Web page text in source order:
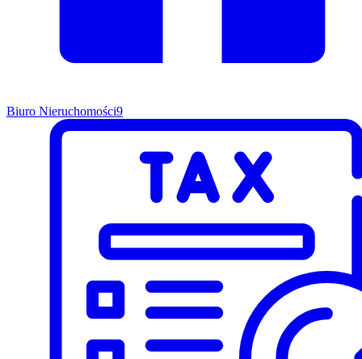
Biuro Nieruchomości9